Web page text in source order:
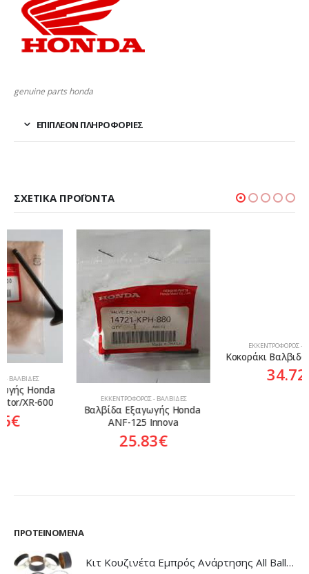
genuine parts honda
ΕΠΙΠΛΈΟΝ ΠΛΗΡΟΦΟΡΊΕΣ
ΣΧΕΤΙΚΆ ΠΡΟΪΌΝΤΑ
ΕΚΚΕΝΤΡΟΦΌΡΟΣ - ΒΑΛΒΊΔΕΣ
Βαλβίδα Εξαγωγής Honda
ANF-125 Innova
ΕΚΚΕΝΤΡΟΦΌΡΟΣ - ΒΑΛΒΊΔΕΣ
Κοκοράκι Βαλβιδών C-90 Cub
34.72
ΠΡΟΤΕΙΝΌΜΕΝΑ
Κιτ Κουζινέτα Εμπρός Ανάρτησης All Balls Honda CBR-1100XX Blackbird